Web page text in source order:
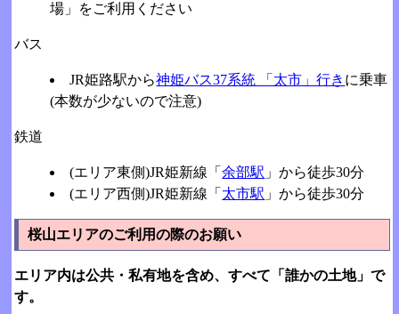
場」をご利用ください
バス
JR姫路駅から神姫バス37系統 「太市」行き に乗車
(本数が少ないので注意)
鉄道
(エリア東側)JR姫新線「余部駅 」から徒歩30分
(エリア西側)JR姫新線「 太市駅 」から徒歩30分
桜山エリアのご利用の際のお願い
エリア内は公共・私有地を含め、すべて「誰かの土地」で
す。